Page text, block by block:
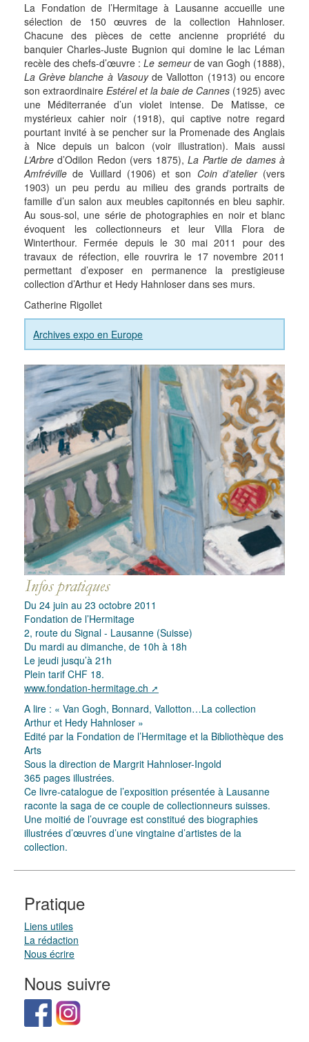
La Fondation de l’Hermitage à Lausanne accueille une
sélection de 150 œuvres de la collection Hahnloser.
Chacune des pièces de cette ancienne propriété du
banquier Charles-Juste Bugnion qui domine le lac Léman
recèle des chefs-d’œuvre :Le semeurde van Gogh (1888),
La Grève blanche à Vasouyde Vallotton (1913) ou encore
son extraordinaire Estérel et la baie de Cannes (1925) avec
une Méditerranée d’un violet intense. De Matisse, ce
mystérieux cahier noir (1918), qui captive notre regard
pourtant invité à se pencher sur la Promenade des Anglais
à Nice depuis un balcon (voir illustration). Mais aussi
L’Arbre d’Odilon Redon (vers 1875),La Partie de dames à
Amfréville de Vuillard (1906) et son Coin d’atelier(vers
1903) un peu perdu au milieu des grands portraits de
famille d’un salon aux meubles capitonnés en bleu saphir.
Au sous-sol, une série de photographies en noir et blanc
évoquent les collectionneurs et leur Villa Flora de
Winterthour. Fermée depuis le 30 mai 2011 pour des
travaux de réfection, elle rouvrira le 17 novembre 2011
permettant d’exposer en permanence la prestigieuse
collection d’Arthur et Hedy Hahnloser dans ses murs.
Catherine Rigollet
Archives expo en Europe
Du 24 juin au 23 octobre 2011
Fondation de l’Hermitage
2, route du Signal - Lausanne (Suisse)
Du mardi au dimanche, de 10h à 18h
Le jeudi jusqu’à 21h
Plein tarif CHF 18.
www.fondation-hermitage.ch
A lire : « Van Gogh, Bonnard, Vallotton…La collection
Arthur et Hedy Hahnloser »
Edité par la Fondation de l’Hermitage et la Bibliothèque des
Arts
Sous la direction de Margrit Hahnloser-Ingold
365 pages illustrées.
Ce livre-catalogue de l’exposition présentée à Lausanne
raconte la saga de ce couple de collectionneurs suisses.
Une moitié de l’ouvrage est constitué des biographies
illustrées d’œuvres d’une vingtaine d’artistes de la
collection.
Pratique
Liens utiles
La rédaction
Nous écrire
Nous suivre